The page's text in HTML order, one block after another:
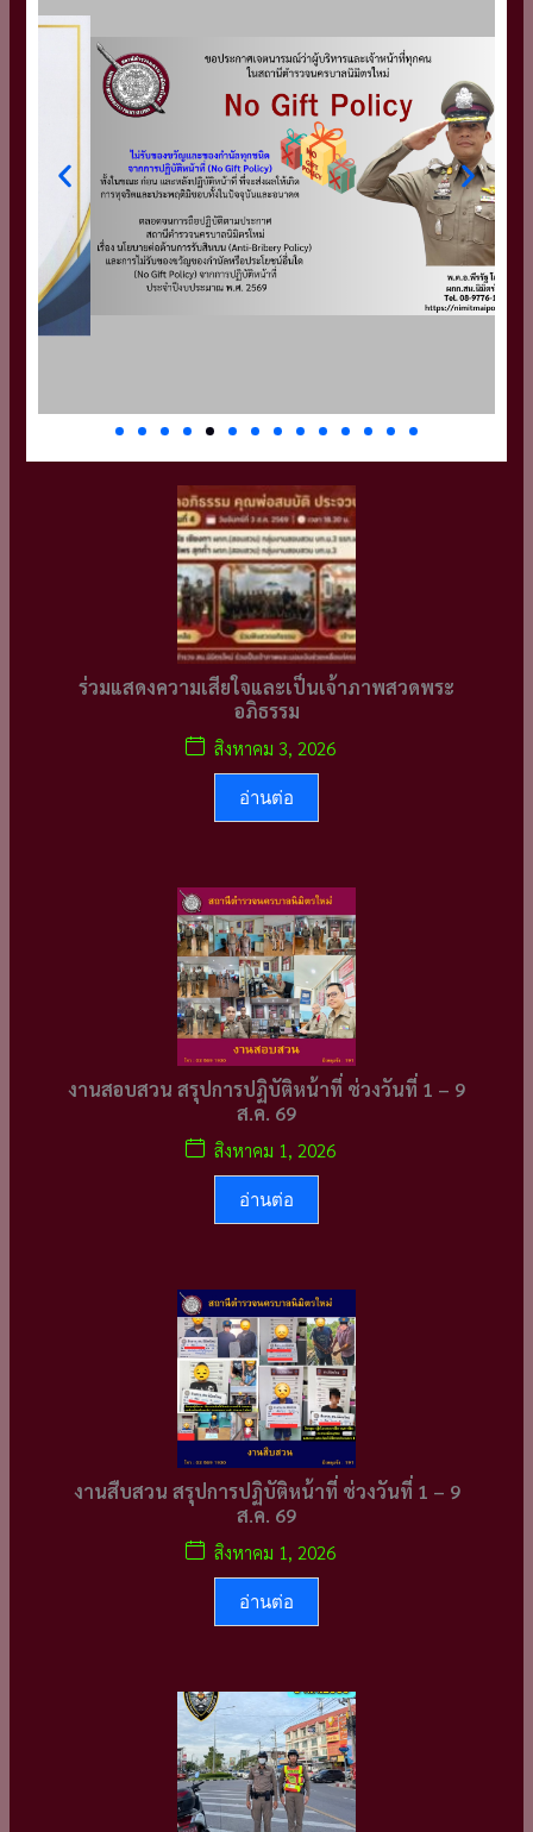
ร่วมแสดงความเสียใจและเป็นเจ้าภาพสวดพระ
อภิธรรม
สิงหาคม 3, 2026
อ่านต่อ
งานสอบสวน สรุปการปฏิบัติหน้าที่ ช่วงวันที่ 1 – 9
ส.ค. 69
สิงหาคม 1, 2026
อ่านต่อ
งานสืบสวน สรุปการปฏิบัติหน้าที่ ช่วงวันที่ 1 – 9
ส.ค. 69
สิงหาคม 1, 2026
อ่านต่อ